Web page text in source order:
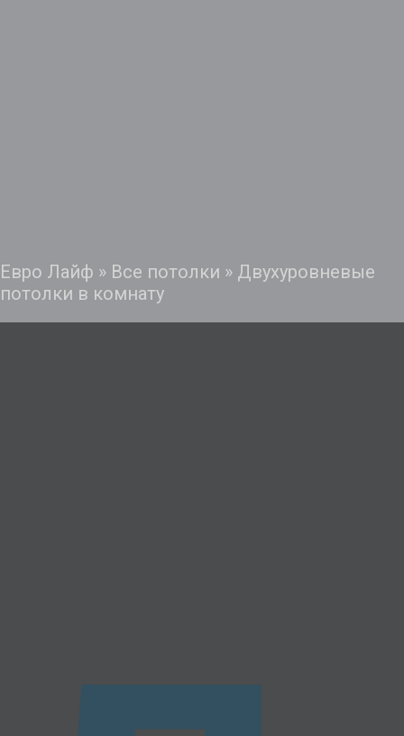
Евро Лайф » Все потолки » Двухуровневые
потолки в комнату